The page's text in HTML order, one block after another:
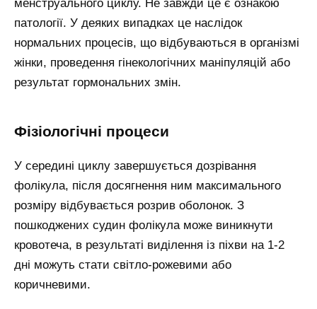
менструального циклу. Не завжди це є ознакою
патології. У деяких випадках це наслідок
нормальних процесів, що відбуваються в організмі
жінки, проведення гінекологічних маніпуляцій або
результат гормональних змін.
Фізіологічні процеси
У середині циклу завершується дозрівання
фолікула, після досягнення ним максимального
розміру відбувається розрив оболонок. З
пошкоджених судин фолікула може виникнути
кровотеча, в результаті виділення із піхви на 1-2
дні можуть стати світло-рожевими або
коричневими.